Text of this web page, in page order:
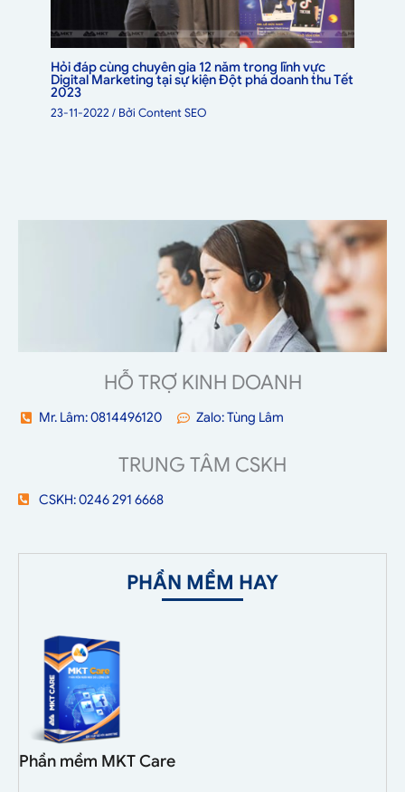
Hỏi đáp cùng chuyên gia 12 năm trong lĩnh vực
Digital Marketing tại sự kiện Đột phá doanh thu Tết
2023
23-11-2022/ BởiContent SEO
HỖ TRỢ KINH DOANH
Mr. Lâm: 0814496120 Zalo: Tùng Lâm
TRUNG TÂM CSKH
CSKH: 0246 291 6668
PHẦN MỀM HAY
Phần mềm MKT Care